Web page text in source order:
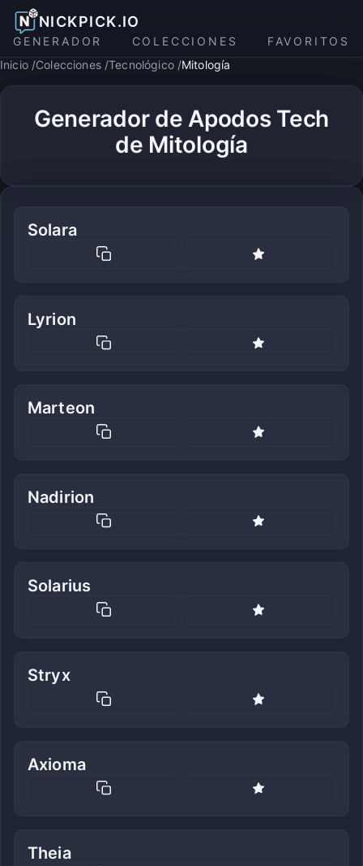
NICKPICK.IO
GENERADOR COLECCIONES
FAVORITOS
Inicio Colecciones Tecnológico Mitología
Generador de Apodos Tech
de Mitología
Solara
Lyrion
Marteon
Nadirion
Solarius
Stryx
Axioma
Theia